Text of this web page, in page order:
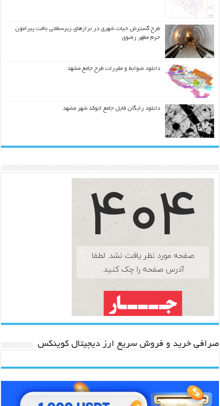
طرح گسترش حیات شهري در ترازهاي زیرسطحی بافت پیرامون
حرم مطهر رضوي
دانلود ضوابط و مقررات طرح جامع مشهد
دانلود رایگان فایل جامع اتوکد شهر مشهد
صرافی خرید و فروش سریع ارز دیجیتال کوینکس